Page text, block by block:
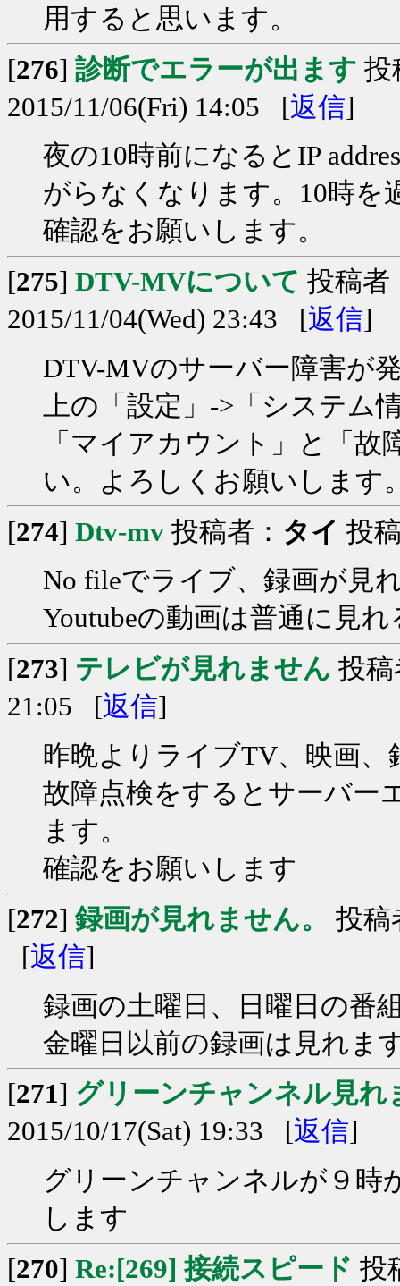
用すると思います。
[276] 診断でエラーが出ます 投
2015/11/06(Fri) 14:05 [返信]
夜の10時前になるとIP
がらなくなります。10時を
確認をお願いします。
[275] DTV-MVについて 投稿者
2015/11/04(Wed) 23:43 [返信]
DTV-MVのサーバー障害が
上の「設定」->「システム
「マイアカウント」と「
い。よろしくお願いします
[274] Dtv-mv 投稿者： タイ 投
No fileでライブ、録画が見
Youtubeの動画は普通に見
[273] テレビが見れません 投
21:05 [返信]
昨晩よりライブTV、映画
故障点検をするとサーバー
ます。
確認をお願いします
[272] 録画が見れません。
投稿
[返信]
録画の土曜日、日曜日の番
金曜日以前の録画は見れま
[271] グリーンチャンネル見れ
2015/10/17(Sat) 19:33 [返信]
グリーンチャンネルが９時
します
[270] Re:[269] 接続スピード 投